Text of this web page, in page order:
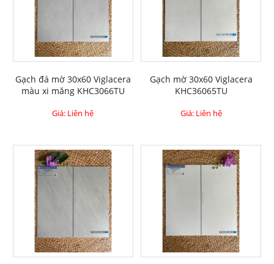
Gạch đá mờ 30x60 Viglacera
màu xi măng KHC3066TU
Giá: Liên hệ
Gạch mờ 30x60 Viglacera
KHC36065TU
Giá: Liên hệ